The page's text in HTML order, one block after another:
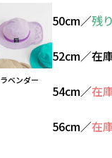
ラベンダー
50cm／残
52cm／在
54cm／在
56cm／在